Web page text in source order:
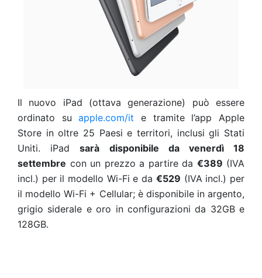
Il nuovo iPad (ottava generazione) può essere
ordinato suapple.com/it e tramite l’app Apple
Store in oltre 25 Paesi e territori, inclusi gli Stati
Uniti. iPadsarà disponibile da venerdì 18
settembre con un prezzo a partire da €389 (IVA
incl.) per il modello Wi-Fi e da €529 (IVA incl.) per
il modello Wi-Fi + Cellular; è disponibile in argento,
grigio siderale e oro in configurazioni da 32GB e
128GB.